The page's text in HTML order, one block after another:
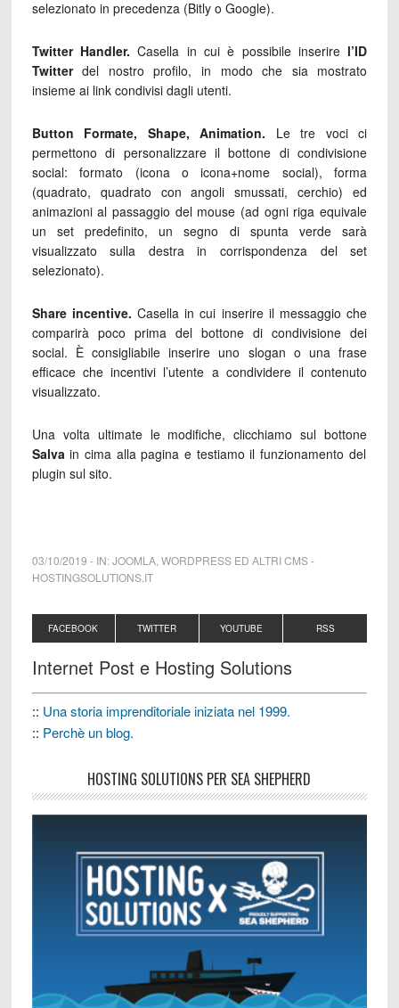
selezionato in precedenza (Bitly o Google).
Twitter Handler. Casella in cui è possibile inserire l’ID
Twitterdel nostro profilo, in modo che sia mostrato
insieme ai link condivisi dagli utenti.
Button Formate, Shape, Animation. Le tre voci ci
permettono di personalizzare il bottone di condivisione
social: formato (icona o icona+nome social), forma
(quadrato, quadrato con angoli smussati, cerchio) ed
animazioni al passaggio del mouse (ad ogni riga equivale
un set predefinito, un segno di spunta verde sarà
visualizzato sulla destra in corrispondenza del set
selezionato).
Share incentive. Casella in cui inserire il messaggio che
comparirà poco prima del bottone di condivisione dei
social. È consigliabile inserire uno slogan o una frase
efficace che incentivi l’utente a condividere il contenuto
visualizzato.
Una volta ultimate le modifiche, clicchiamo sul bottone
Salva in cima alla pagina e testiamo il funzionamento del
plugin sul sito.
03/10/2019 - IN:JOOMLA, WORDPRESS ED ALTRI CMS-
HOSTINGSOLUTIONS.IT
FACEBOOK TWITTER YOUTUBE RSS
Internet Post e Hosting Solutions
:: Una storia imprenditoriale iniziata nel 1999.
:: Perchè un blog.
HOSTING SOLUTIONS PER SEA SHEPHERD